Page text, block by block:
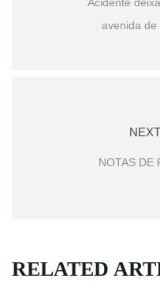
Acidente
avenida de
NOTAS DE
RELATED